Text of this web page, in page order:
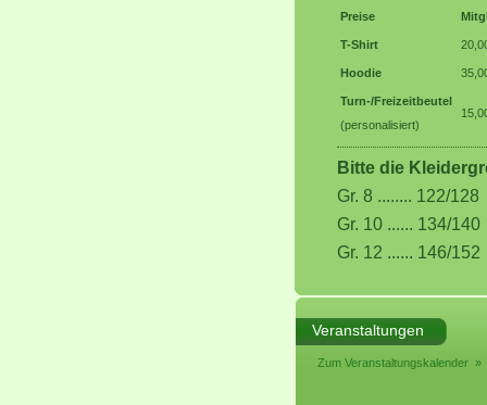
Preise
T-Shirt
Hoodie
Turn-/Freizeitbeutel
(personalisiert)
Bitte die
Gr. 8 ........ 122/128
Gr. 10 ...... 134/140
Gr. 12 ...... 146/152
Veranstaltungen
Zum Veranstaltungskalender »